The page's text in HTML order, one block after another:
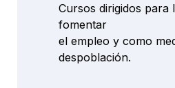
Cursos dirigidos para
fomentar
el empleo y como
despoblación.